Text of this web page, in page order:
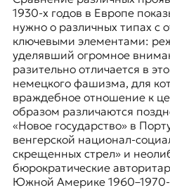
1930-х годов в Европе
нужно о различных типах с
ключевыми элементами:
уделявший огромное
разительно отличается в
немецкого фашизма, для
враждебное отношение к
образом различаются
«Новое государство» в
венгерской национал-
скрещенных стрел»и
бюрократические
Южной Америке 1960–1970-